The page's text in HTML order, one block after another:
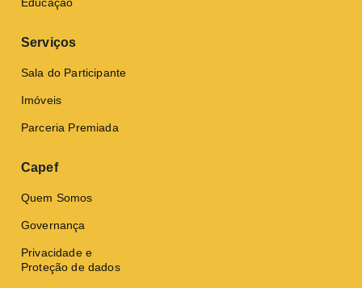
Serviços
Sala do Participante
Imóveis
Parceria Premiada
Capef
Quem Somos
Governança
Privacidade e
Proteção de dados